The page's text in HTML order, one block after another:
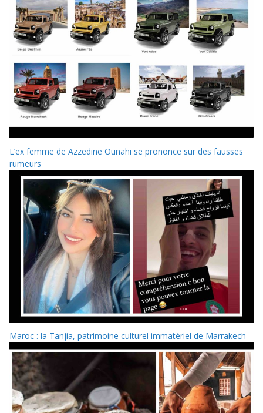
L’ex femme de Azzedine Ounahi se prononce sur des fausses
rumeurs
Maroc : la Tanjia, patrimoine culturel immatériel de Marrakech